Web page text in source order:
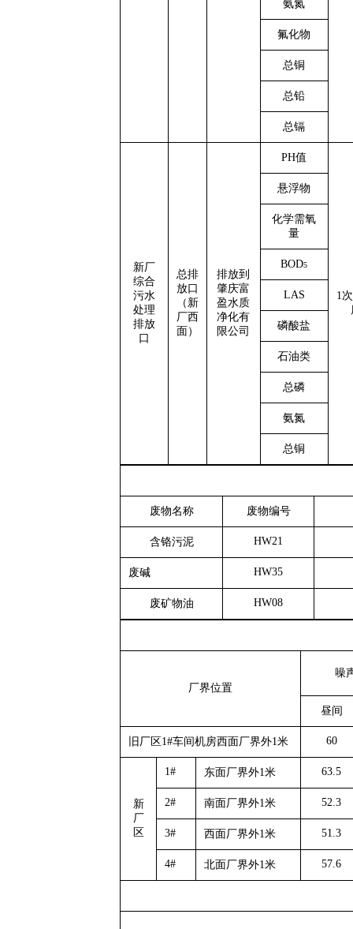
氨氮
氟化物
总铜
总铅
总镉
新厂
综合
污水
处理
排放
口
总排
放口
（新
厂西
面）
排放到
肇庆富
盈水质
净化有
限公司
PH值
1次
悬浮物
化学需氧
量
BOD5
LAS
磷酸盐
石油类
总磷
氨氮
总铜
废物名称 废物编号
含铬污泥 HW21
废碱 HW35
废矿物油 HW08
厂界位置
噪
昼间
旧厂区1#车间机房西面厂界外1米 60
新
厂
区
1# 东面厂界外1米 63.5
2# 南面厂界外1米 52.3
3# 西面厂界外1米 51.3
4# 北面厂界外1米 57.6